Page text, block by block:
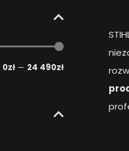
0zł— 24 490zł